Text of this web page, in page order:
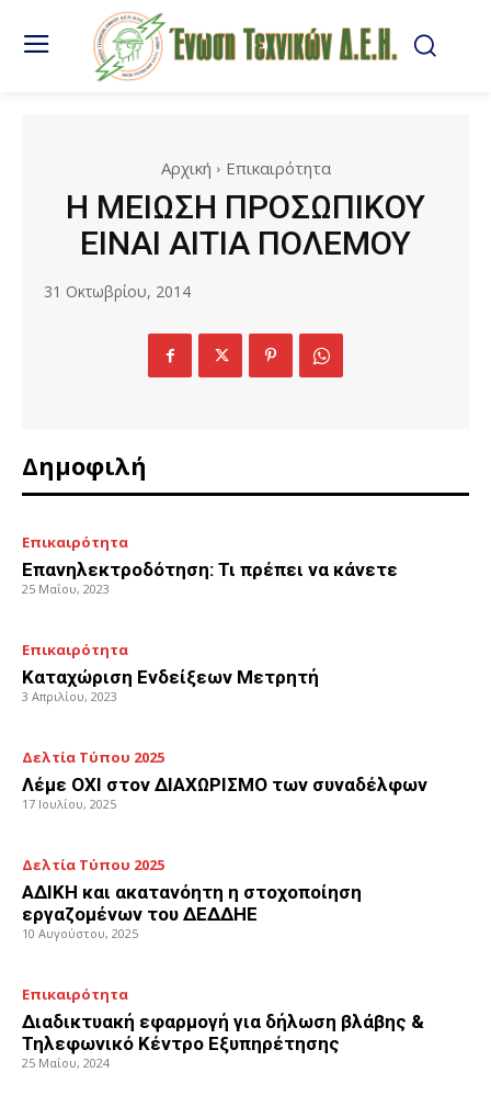
Αρχική Επικαιρότητα
Η ΜΕΙΩΣΗ ΠΡΟΣΩΠΙΚΟΥ
ΕΙΝΑΙ ΑΙΤΙΑ ΠΟΛΕΜΟΥ
31 Οκτωβρίου, 2014
Δημοφιλή
Επικαιρότητα
Επανηλεκτροδότηση: Τι πρέπει να κάνετε
25 Μαΐου, 2023
Επικαιρότητα
Καταχώριση Ενδείξεων Μετρητή
3 Απριλίου, 2023
Δελτία Τύπου 2025
Λέμε ΟΧΙ στον ΔΙΑΧΩΡΙΣΜΟ των συναδέλφων
17 Ιουλίου, 2025
Δελτία Τύπου 2025
ΑΔΙΚΗ και ακατανόητη η στοχοποίηση
εργαζομένων του ΔΕΔΔΗΕ
10 Αυγούστου, 2025
Επικαιρότητα
Διαδικτυακή εφαρμογή για δήλωση βλάβης &
Τηλεφωνικό Κέντρο Εξυπηρέτησης
25 Μαΐου, 2024